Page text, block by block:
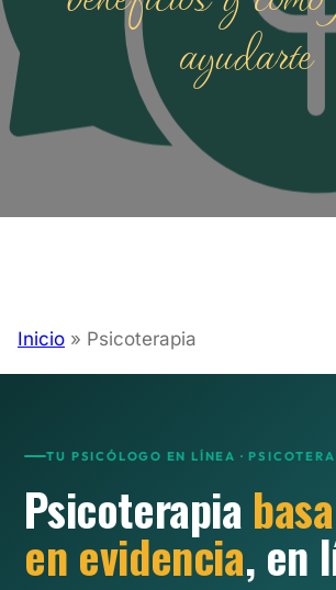
ayudarte
Inicio » Psicoterapia
TU PSICÓLOGO EN LÍNEA ·
Psicoterapia
en evidencia, en